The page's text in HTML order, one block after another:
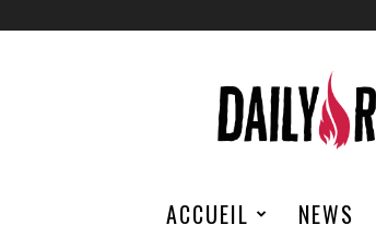
Rock
ACCUEIL NEWS